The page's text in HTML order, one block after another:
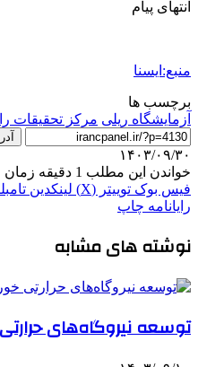
انتهای پیام
منبع:ایسنا
برچسب ها
آزمایشگاه ریلی مرکز تحقیقات
۱۴۰۳/۰۹/۳۰
خواندن این مطلب 1 دقیقه زمان میبرد
فیس بوک توییتر (X) لینکدین
رایانامه چاپ
نوشته های مشابه
توسعه نیروگاه‌های